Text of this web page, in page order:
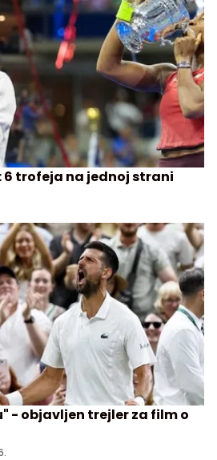
6 trofeja na jednoj strani
- objavljen trejler za film o